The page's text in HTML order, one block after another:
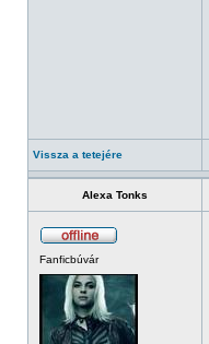
Vissza a tetejére
Alexa Tonks
Fanficbúvár